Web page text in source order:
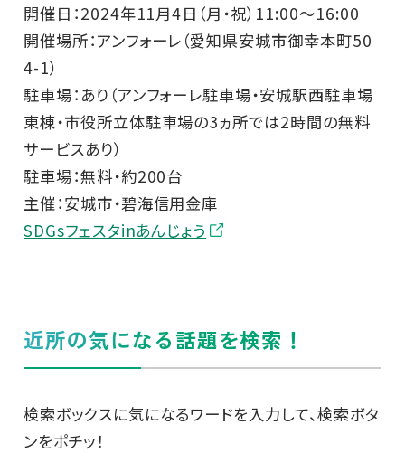
開催日：2024年11月4日（月・祝）11:00～16:00
開催場所：アンフォーレ（愛知県安城市御幸本町50
4-1）
駐車場：あり（アンフォーレ駐車場・安城駅西駐車場
東棟・市役所立体駐車場の3ヵ所では2時間の無料
サービスあり）
駐車場：無料・約200台
主催：安城市・碧海信用金庫
SDGsフェスタinあんじょう
近所の気になる話題を検索！
検索ボックスに気になるワードを入力して、検索ボタ
ンをポチッ！